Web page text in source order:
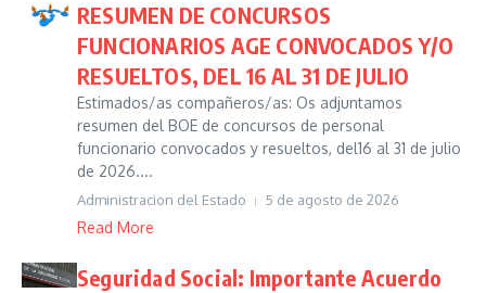
RESUMEN DE CONCURSOS
FUNCIONARIOS AGE CONVOCADOS Y/O
RESUELTOS, DEL 16 AL 31 DE JULIO
Estimados/as compañeros/as: Os adjuntamos
resumen del BOE de concursos de personal
funcionario convocados y resueltos, del16 al 31 de julio
de 2026....
Administracion del Estado 5 de agosto de 2026
Read More
Seguridad Social: Importante Acuerdo